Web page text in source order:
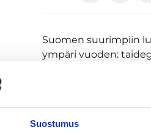
Suostumus
Suomen suurimpiin
ympäri vuoden: